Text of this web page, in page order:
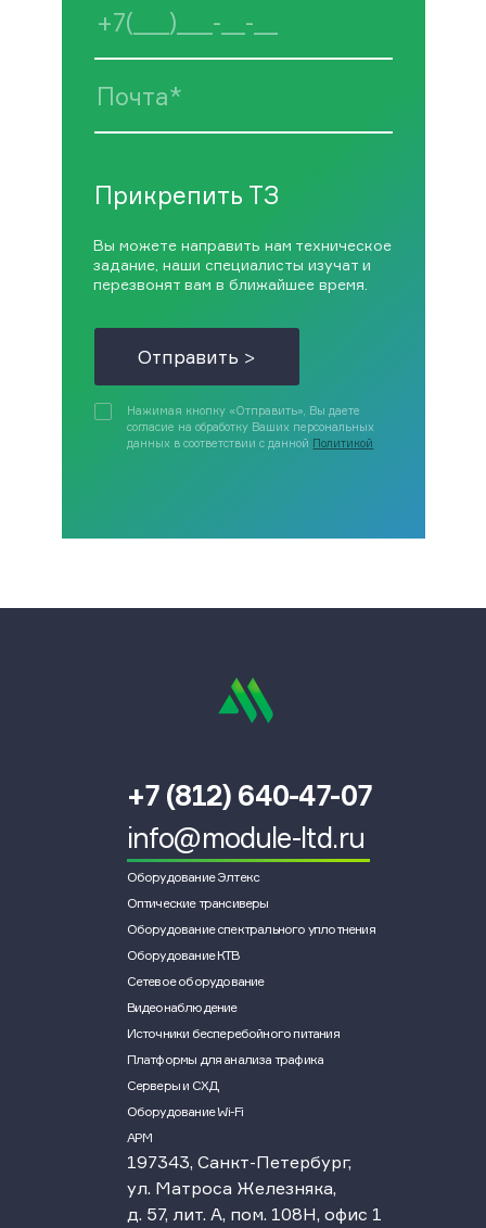
Прикрепить ТЗ
Вы можете направить нам техническое
задание, наши специалисты изучат и
перезвонят вам в ближайшее время.
Отправить >
Нажимая кнопку «Отправить», Вы даете
согласие на обработку Ваших персональных
данных в соответствии с данной Политикой
+7 (812) 640-47-07
info@module-ltd.ru
Оборудование Элтекс
Оптические трансиверы
Оборудование спектрального уплотнения
Оборудование КТВ
Сетевое оборудование
Видеонаблюдение
Источники бесперебойного питания
Платформы для анализа трафика
Серверы и СХД
Оборудование Wi-Fi
АРМ
197343, Санкт-Петербург,
ул. Матроса Железняка,
д. 57, лит. А, пом. 108Н, офис 1